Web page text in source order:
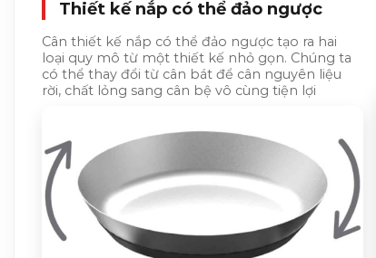
Thiết kế nắp có thể đảo ngược
Cân thiết kế nắp có thể đảo ngược tạo ra hai
loại quy mô từ một thiết kế nhỏ gọn. Chúng ta
có thể thay đổi từ cân bát để cân nguyên liệu
rời, chất lỏng sang cân bệ vô cùng tiện lợi